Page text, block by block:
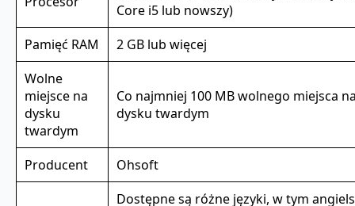
Core i5 lub nowszy)
Pamięć RAM
2 GB lub więcej
Wolne
miejsce na
dysku
twardym
Co najmniej 100 MB wolnego miejsca
dysku twardym
Producent
Ohsoft
Dostępne są różne języki, w tym